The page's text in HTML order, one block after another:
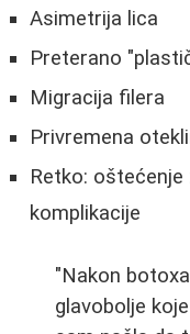
Asimetrija lica
Preterano
Migracija filera
Privremena
Retko: oštećenje
komplikacije
"Nakon
glavobolje